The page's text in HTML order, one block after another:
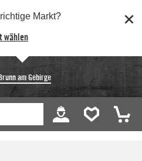
Markt?
wählen
am Gebirge